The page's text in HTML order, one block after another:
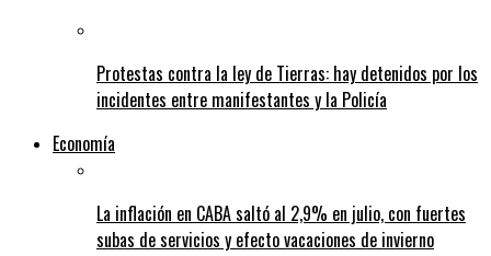
Protestas contra la ley de Tierras: hay detenidos por los
incidentes entre manifestantes y la Policía
Economía
La inflación en CABA saltó al 2,9% en julio, con fuertes
subas de servicios y efecto vacaciones de invierno